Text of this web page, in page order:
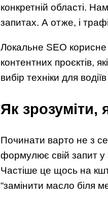
конкретній області.
запитах. А отже, і
Локальне SEO
контентних проєктів,
вибір техніки для
Як зрозуміти,
Починати варто не з
формулює свій запит у
Частіше це щось на
“замінити масло біля